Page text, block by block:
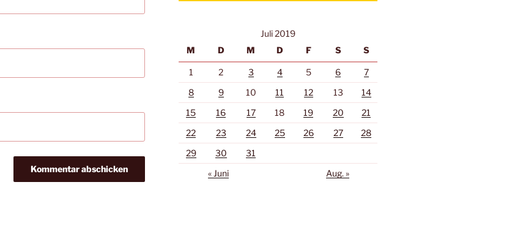
Juli 2019
M
D M D F S S
1 2 3 4 5 6
7
8
9 10 11 12 13
14
15
16 17 18 19 20
21
22
23 24 25 26 27
28
29
30
31
« Juni
Aug. »